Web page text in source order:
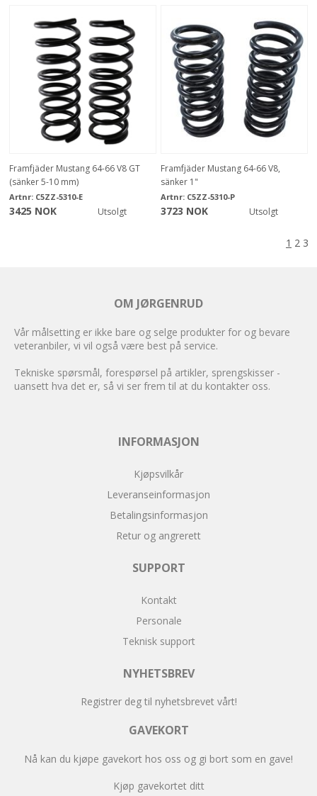
Framfjäder Mustang 64-66 V8 GT
(sänker 5-10 mm)
Artnr: C5ZZ-5310-E
3425 NOK Utsolgt
Framfjäder Mustang 64-66 V8,
sänker 1"
Artnr: C5ZZ-5310-P
3723 NOK Utsolgt
1 2 3
OM JØRGENRUD
Vår målsetting er ikke bare og selge produkter for og bevare
veteranbiler, vi vil også være best på service.
Tekniske spørsmål, forespørsel på artikler, sprengskisser -
uansett hva det er, så vi ser frem til at du kontakter oss.
INFORMASJON
Kjøpsvilkår
Leveranseinformasjon
Betalingsinformasjon
Retur og angrerett
SUPPORT
Kontakt
Personale
Teknisk support
NYHETSBREV
Registrer deg til nyhetsbrevet vårt!
GAVEKORT
Nå kan du kjøpe gavekort hos oss og gi bort som en gave!
Kjøp gavekortet ditt